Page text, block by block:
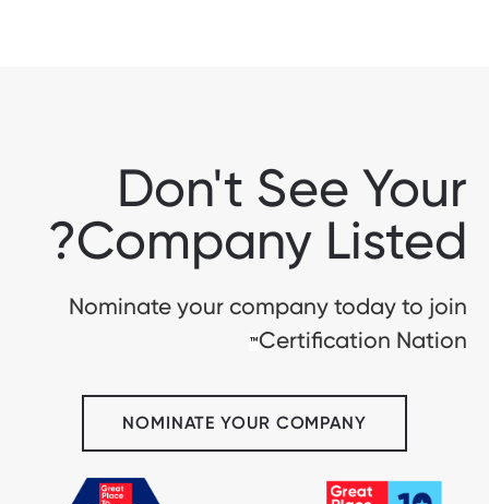
Don't See Your
Company Listed?
Nominate your company today to join
Certification Nation
™
NOMINATE YOUR COMPANY